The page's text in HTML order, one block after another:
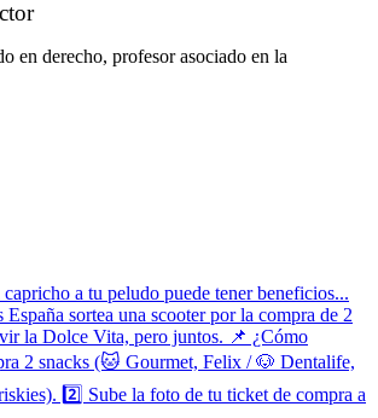
en derecho, profesor asociado en la
a tu peludo puede tener beneficios...
España sortea una scooter por la compra de 2
la Dolce Vita, pero juntos. 📌 ¿Cómo
2 snacks (🐱 Gourmet, Felix / 🐶 Dentalife,
2️⃣ Sube la foto de tu ticket de compra a